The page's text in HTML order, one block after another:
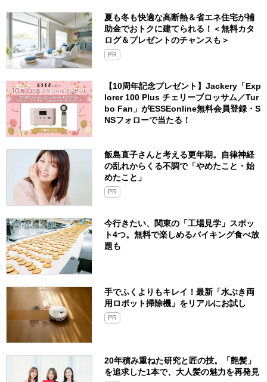
夏も冬も快適な高断熱＆省エネ住宅が補
助金でおトクに建てられる！＜無料カタ
ログ＆プレゼントのチャンスも＞
PR
【10周年記念プレゼント】Jackery「Exp
lorer 100 Plus チェリーブロッサム／Tur
bo Fan」がESSEonline無料会員登録・S
NSフォローで当たる！
飯島直子さんと考える更年期。自律神経
の乱れからくる不調で「やめたこと・始
めたこと」
PR
今行きたい、関東の「工場見学」スポッ
ト4つ。無料で楽しめるバイキング食べ放
題も
手でふくよりもキレイ！最新「水ぶき両
用ロボット掃除機」をリアルにお試し
PR
20年積み重ねた研究と匠の技。「艶髪」
を追求した1本で、大人髪の魅力を再発見